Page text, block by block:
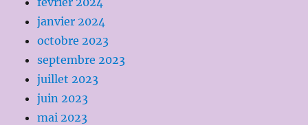
janvier 2024
octobre 2023
septembre 2023
juillet 2023
juin 2023
mai 2023